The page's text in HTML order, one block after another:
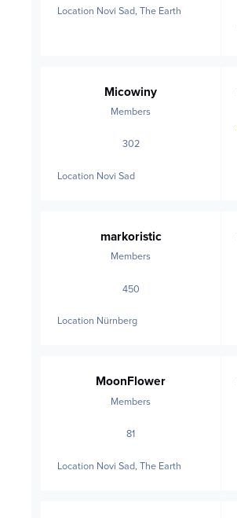
Location Novi Sad, The Earth
Micowiny
Members
302posts
Location Novi Sad
markoristic
Members
450posts
Location Nürnberg
MoonFlower
Members
81posts
Location Novi Sad, The Earth